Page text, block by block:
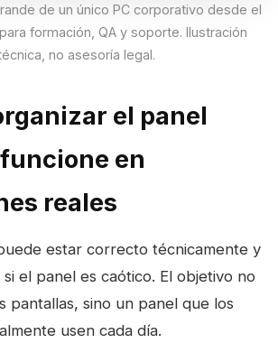
de un único PC corporativo desde el
formación, QA y soporte. Ilustración
no asesoría legal.
el panel
en
reales
estar correcto técnicamente y
el panel es caótico. El objetivo no
pantallas, sino un panel que los
usen cada día.